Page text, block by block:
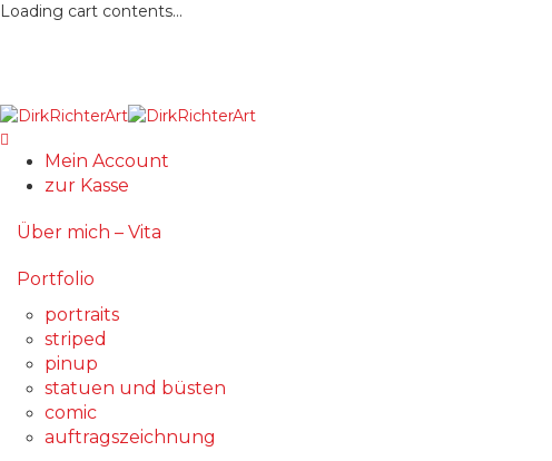
Loading cart contents...
Mein Account
zur Kasse
Über mich – Vita
Portfolio
portraits
striped
pinup
statuen und büsten
comic
auftragszeichnung